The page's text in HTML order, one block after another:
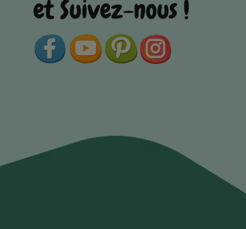
et Suivez-nous !
Facebook YouTube Pinterest